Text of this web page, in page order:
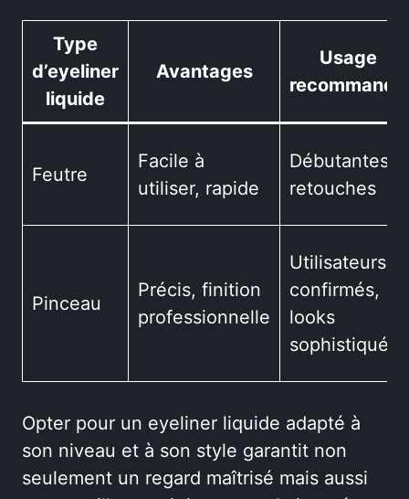
Type
d’eyeliner
liquide
Avantages
Usage
recommandé
Feutre
Facile à
utiliser, rapide
Débutantes,
retouches
Pinceau
Précis, finition
professionnelle
Utilisateurs
confirmés,
looks
sophistiqués
Opter pour un eyeliner liquide adapté à
son niveau et à son style garantit non
seulement un regard maîtrisé mais aussi